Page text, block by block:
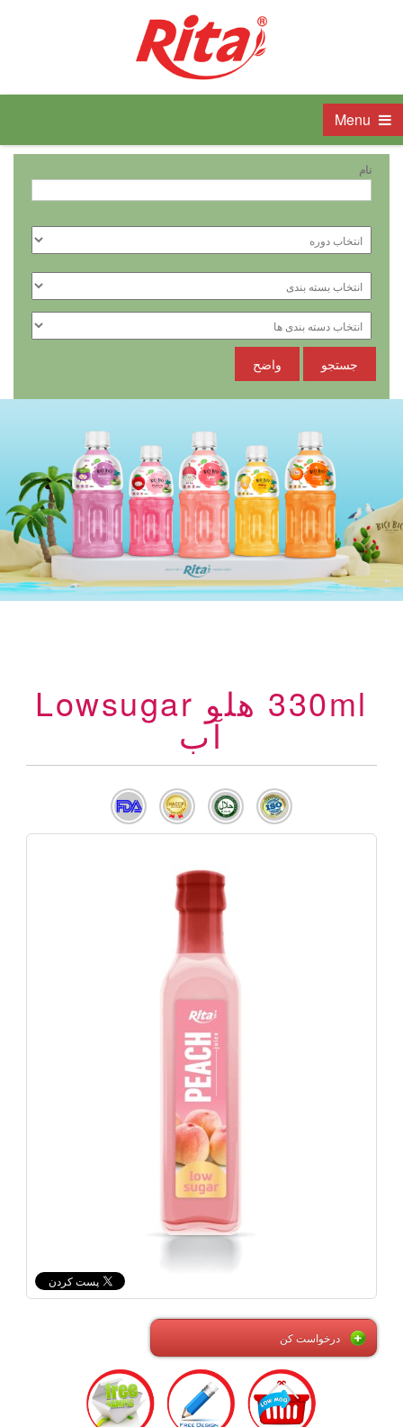
نام
جستجو واضح
330ml هلو Lowsugar
آب
درخواست کن